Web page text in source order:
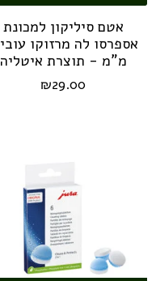
אטם סיליקון למכונת
מ"מ - תוצרת איטליה
₪29.00